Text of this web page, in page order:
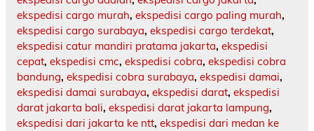
ekspedisi cargo murah, ekspedisi cargo paling murah,
ekspedisi cargo surabaya, ekspedisi cargo terdekat,
ekspedisi catur mandiri pratama jakarta, ekspedisi
cepat, ekspedisi cmc, ekspedisi cobra, ekspedisi cobra
bandung, ekspedisi cobra surabaya, ekspedisi damai,
ekspedisi damai surabaya, ekspedisi darat, ekspedisi
darat jakarta bali, ekspedisi darat jakarta lampung,
ekspedisi dari jakarta ke ntt, ekspedisi dari medan ke